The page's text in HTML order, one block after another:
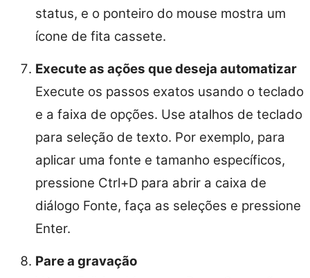
status, e o ponteiro do mouse mostra um
ícone de fita cassete.
Execute as ações que deseja automatizar
Execute os passos exatos usando o teclado
e a faixa de opções. Use atalhos de teclado
para seleção de texto. Por exemplo, para
aplicar uma fonte e tamanho específicos,
pressione Ctrl+D para abrir a caixa de
diálogo Fonte, faça as seleções e pressione
Enter.
Pare a gravação